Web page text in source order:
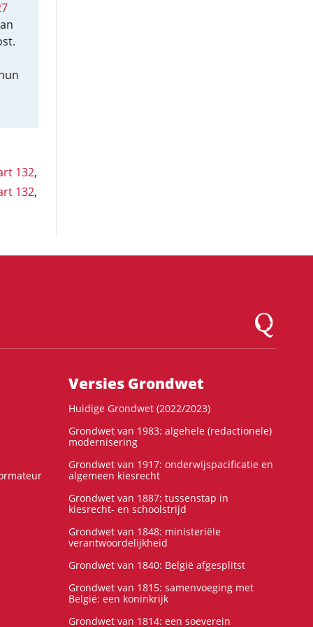
132,
132,
Logo
Versies Grondwet
Huidige Grondwet (2022/2023)
Grondwet van 1983: algehele (redactionele)
modernisering
Grondwet van 1917: onderwijspacificatie en
algemeen kiesrecht
Grondwet van 1887: tussenstap in
kiesrecht- en schoolstrijd
Grondwet van 1848: ministeriële
verantwoordelijkheid
Grondwet van 1840: België afgesplitst
Grondwet van 1815: samenvoeging met
België: een koninkrijk
Grondwet van 1814: een soeverein